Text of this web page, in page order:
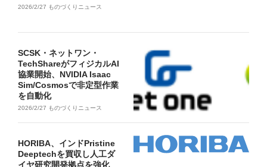
2026/2/27 ものづくりニュース
SCSK・ネットワン・
TechShareがフィジカルAI
協業開始、NVIDIA Isaac
Sim/Cosmosで非定型作業
を自動化
2026/2/27 ものづくりニュース
HORIBA、インドPristine
Deeptechを買収し人工ダ
イヤ研究開発拠点を強化